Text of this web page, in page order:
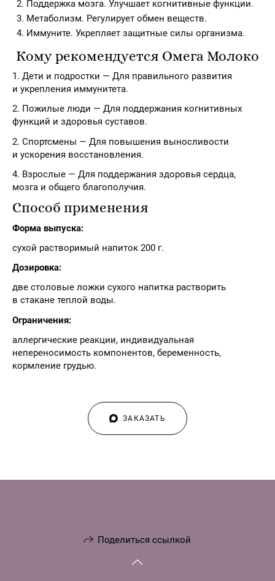
Поддержка мозга. Улучшает когнитивные функции.
Метаболизм. Регулирует обмен веществ.
Иммуните. Укрепляет защитные силы организма.
Кому рекомендуется Омега Молоко
1. Дети и подростки — Для правильного развития
и укрепления иммунитета.
2. Пожилые люди — Для поддержания когнитивных
функций и здоровья суставов.
2. Спортсмены — Для повышения выносливости
и ускорения восстановления.
4. Взрослые — Для поддержания здоровья сердца,
мозга и общего благополучия.
Способ применения
Форма выпуска:
сухой растворимый напиток 200 г.
Дозировка:
две столовые ложки сухого напитка растворить
в стакане теплой воды.
Ограничения:
аллергические реакции, индивидуальная
непереносимость компонентов, беременность,
кормление грудью.
ЗАКАЗАТЬ
Поделиться ссылкой